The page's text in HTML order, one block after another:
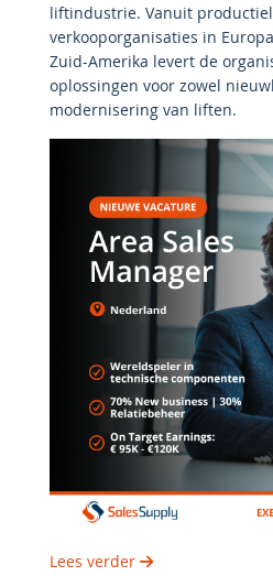
liftindustrie. Vanuit
verkooporganisaties in
Zuid-Amerika levert de
oplossingen voor zowel
modernisering van liften.
Lees verder